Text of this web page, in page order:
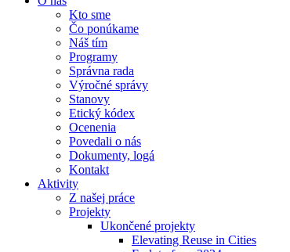
Kto sme
Čo ponúkame
Náš tím
Programy
Správna rada
Výročné správy
Stanovy
Etický kódex
Ocenenia
Povedali o nás
Dokumenty, logá
Kontakt
Aktivity
Z našej práce
Projekty
Ukončené projekty
Elevating Reuse in Cities